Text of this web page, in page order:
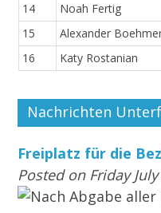
14
Noah Fertig
15
Alexander
16
Katy Rostanian
Nachrichten
Freiplatz für die
Posted on Friday
Nach Abgabe